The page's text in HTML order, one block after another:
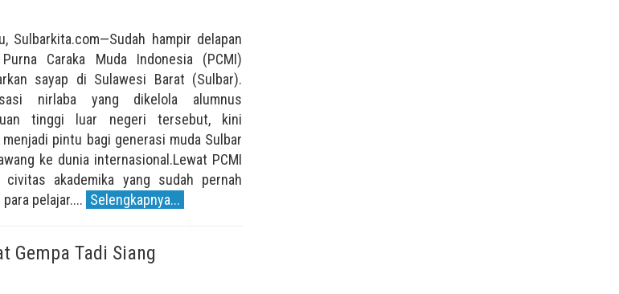
Sulbarkita.com—Sudah hampir delapan
Caraka Muda Indonesia (PCMI)
sayap di Sulawesi Barat (Sulbar).
nirlaba yang dikelola alumnus
tinggi luar negeri tersebut, kini
pintu bagi generasi muda Sulbar
ke dunia internasional.Lewat PCMI
civitas akademika yang sudah pernah
pelajar.... Selengkapnya...
Gempa Tadi Siang